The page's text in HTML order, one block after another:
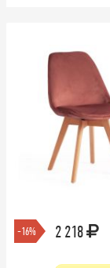
-16% 2 218